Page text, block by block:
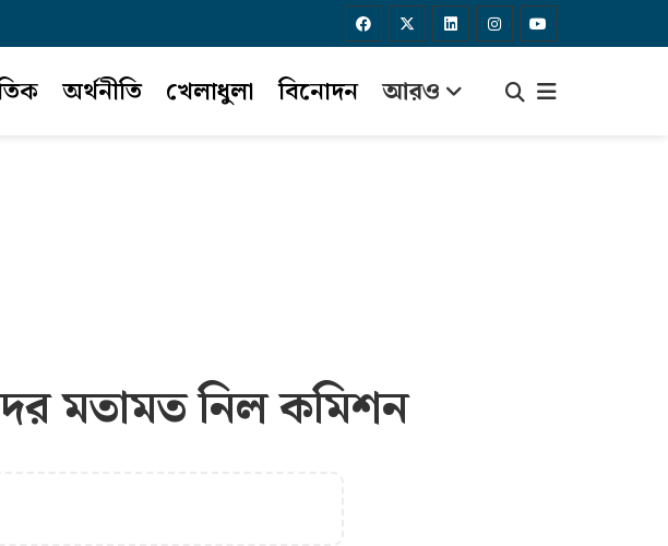
অর্থনীতি খেলাধুলা বিনোদন আরও
মতামত নিল কমিশন